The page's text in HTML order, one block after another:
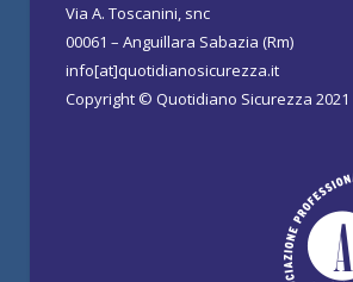
Via A. Toscanini, snc
00061 – Anguillara Sabazia (Rm)
info[at]quotidianosicurezza.it
Copyright © Quotidiano Sicurezza 2021